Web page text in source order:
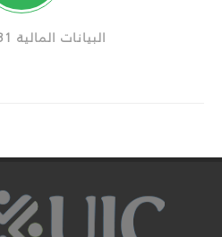
البيانات المالية 31-12-2021